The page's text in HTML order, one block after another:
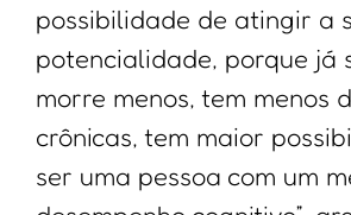
possibilidade de atingir a
potencialidade, porque já
morre menos, tem menos
crônicas, tem maior
ser uma pessoa com um